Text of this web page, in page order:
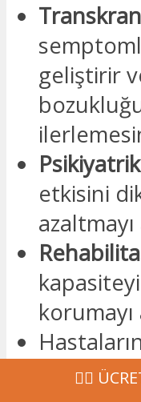
geliştirir
etkisini
‍👩‍⚕